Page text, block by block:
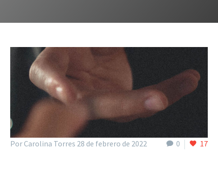
0 17
Por Carolina Torres 28 de febrero de 2022